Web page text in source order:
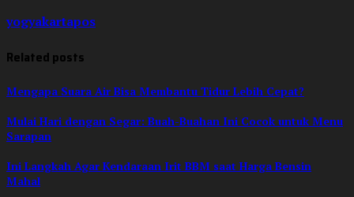
yogyakartapos
Related posts
Mengapa Suara Air Bisa Membantu Tidur Lebih Cepat?
Mulai Hari dengan Segar: Buah-Buahan Ini Cocok untuk Menu
Sarapan
Ini Langkah Agar Kendaraan Irit BBM saat Harga Bensin
Mahal